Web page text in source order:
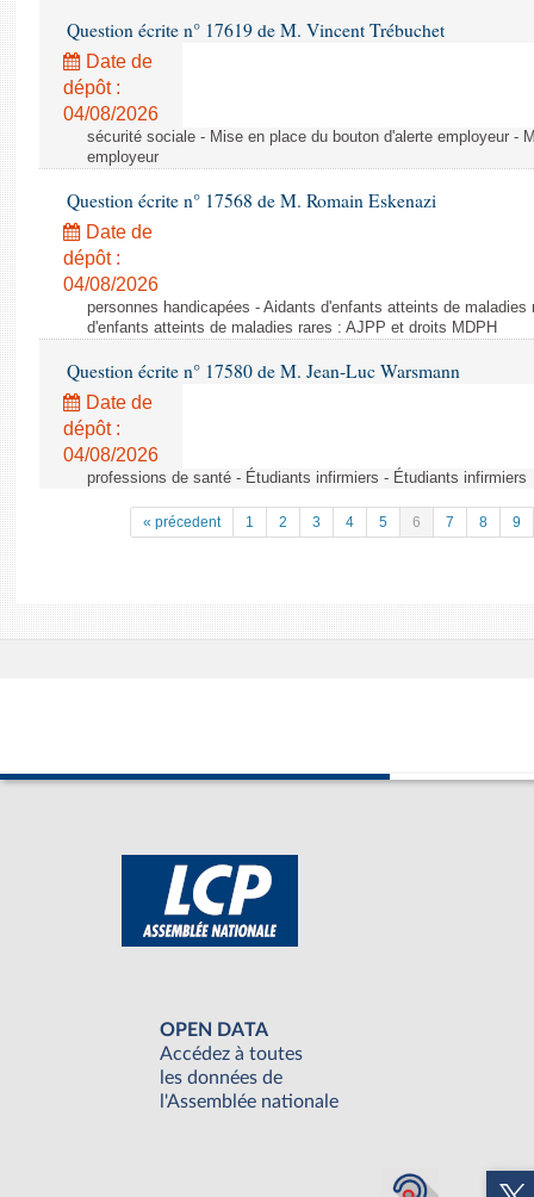
Question écrite n° 17619 de M. Vincent Trébuchet
Date de
dépôt :
04/08/2026
sécurité sociale - Mise en place du bouton d'alerte employeur -
employeur
Question écrite n° 17568 de M. Romain Eskenazi
Date de
dépôt :
04/08/2026
personnes handicapées - Aidants d'enfants atteints de
d'enfants atteints de maladies rares : AJPP et droits MDPH
Question écrite n° 17580 de M. Jean-Luc Warsmann
Date de
dépôt :
04/08/2026
professions de santé - Étudiants infirmiers - Étudiants infirmiers
« précedent 1 2 3 4 5 6 7 8 9
OPEN DATA
Accédez à toutes
les données de
l'Assemblée nationale